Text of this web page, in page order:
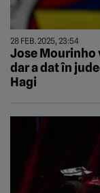
28 FEB. 2025, 23:54
Jose Mourinho
dar a dat în
Hagi